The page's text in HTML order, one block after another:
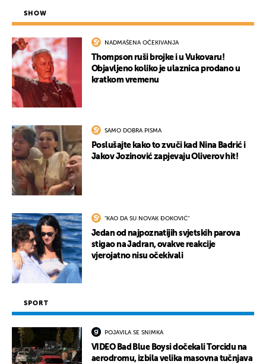
SHOW
NADMAŠENA OČEKIVANJA
Thompson ruši brojke i u Vukovaru!
Objavljeno koliko je ulaznica prodano u
kratkom vremenu
SAMO DOBRA PISMA
Poslušajte kako to zvuči kad Nina Badrić i
Jakov Jozinović zapjevaju Oliverov hit!
"KAO DA SU NOVAK ĐOKOVIĆ"
Jedan od najpoznatijih svjetskih parova
stigao na Jadran, ovakve reakcije
vjerojatno nisu očekivali
SPORT
POJAVILA SE SNIMKA
VIDEO Bad Blue Boysi dočekali Torcidu na
aerodromu, izbila velika masovna tučnjava